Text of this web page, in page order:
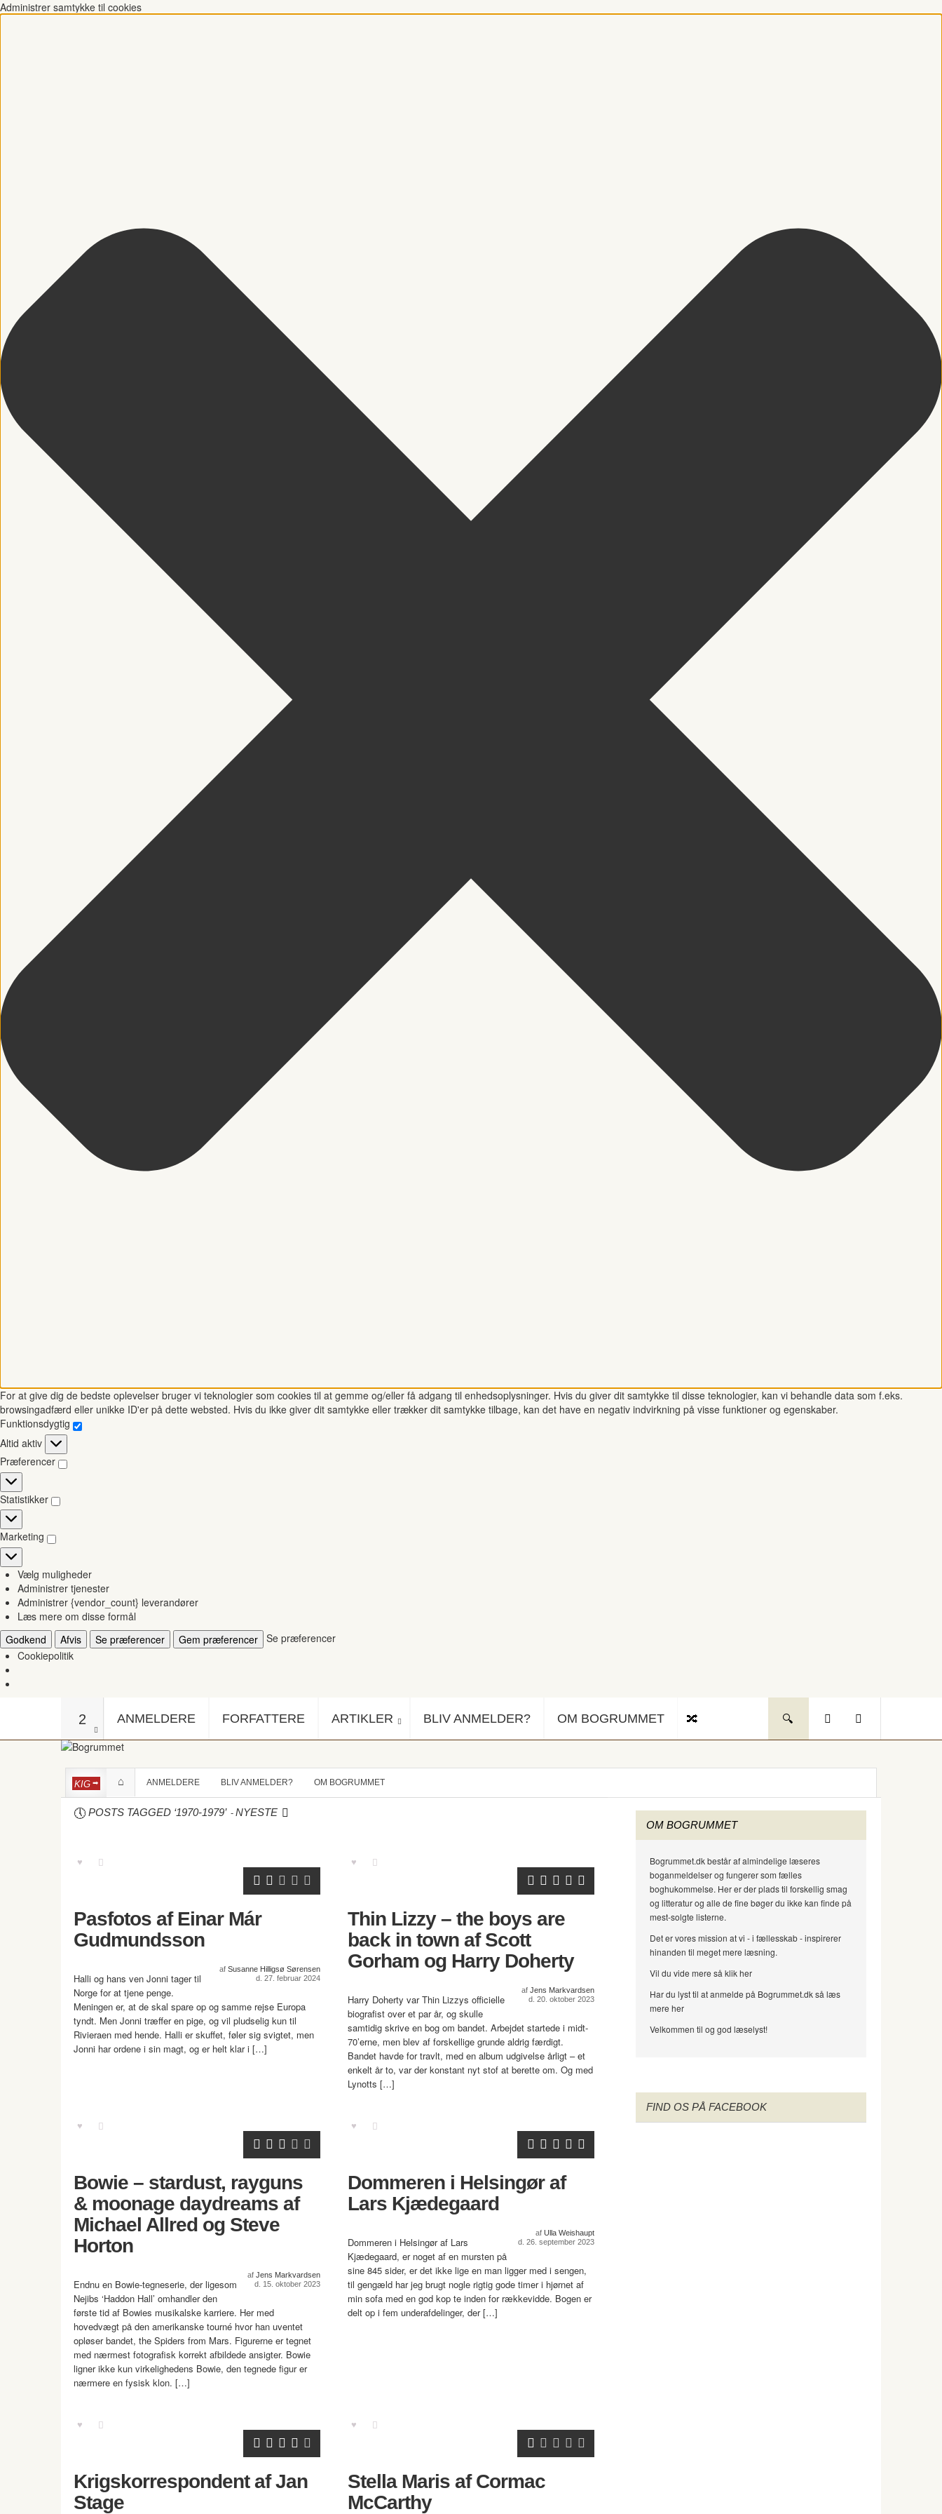
Administrer samtykke til cookies
For at give dig de bedste oplevelser bruger vi teknologier som cookies til at gemme og/eller få adgang til enhedsoplysninger. Hvis du giver dit samtykke til disse teknologier, kan vi behandle data som f.eks.
browsingadfærd eller unikke ID'er på dette websted. Hvis du ikke giver dit samtykke eller trækker dit samtykke tilbage, kan det have en negativ indvirkning på visse funktioner og egenskaber.
Funktionsdygtig
Funktionsdygtig
Altid aktiv
Præferencer
Præferencer
Statistikker
Statistikker
Marketing
Marketing
Vælg muligheder
Administrer tjenester
Administrer {vendor_count} leverandører
Læs mere om disse formål
Godkend
Afvis Se præferencer Gem præferencer Se præferencer
Cookiepolitik
2 ANMELDERE FORFATTERE ARTIKLER BLIV ANMELDER? OM BOGRUMMET
KIG ANMELDERE BLIV ANMELDER? OM BOGRUMMET
POSTS TAGGED ‘1970-1979’ -NYESTE
Pasfotos af Einar Már
Gudmundsson
af Susanne Hilligsø Sørensen
d. 27. februar 2024
Halli og hans ven Jonni tager til
Norge for at tjene penge.
Meningen er, at de skal spare op og samme rejse Europa
tyndt. Men Jonni træffer en pige, og vil pludselig kun til
Rivieraen med hende. Halli er skuffet, føler sig svigtet, men
Jonni har ordene i sin magt, og er helt klar i […]
Thin Lizzy – the boys are
back in town af Scott
Gorham og Harry Doherty
af Jens Markvardsen
d. 20. oktober 2023
Harry Doherty var Thin Lizzys officielle
biografist over et par år, og skulle
samtidig skrive en bog om bandet. Arbejdet startede i midt-
70’erne, men blev af forskellige grunde aldrig færdigt.
Bandet havde for travlt, med en album udgivelse årligt – et
enkelt år to, var der konstant nyt stof at berette om. Og med
Lynotts […]
Bowie – stardust, rayguns
& moonage daydreams af
Michael Allred og Steve
Horton
af Jens Markvardsen
d. 15. oktober 2023
Endnu en Bowie-tegneserie, der ligesom
Nejibs ‘Haddon Hall’ omhandler den
første tid af Bowies musikalske karriere. Her med
hovedvægt på den amerikanske tourné hvor han uventet
opløser bandet, the Spiders from Mars. Figurerne er tegnet
med nærmest fotografisk korrekt afbildede ansigter. Bowie
ligner ikke kun virkelighedens Bowie, den tegnede figur er
nærmere en fysisk klon. […]
Dommeren i Helsingør af
Lars Kjædegaard
af Ulla Weishaupt
d. 26. september 2023
Dommeren i Helsingør af Lars
Kjædegaard, er noget af en mursten på
sine 845 sider, er det ikke lige en man ligger med i sengen,
til gengæld har jeg brugt nogle rigtig gode timer i hjørnet af
min sofa med en god kop te inden for rækkevidde. Bogen er
delt op i fem underafdelinger, der […]
Krigskorrespondent af Jan
Stage
Stella Maris af Cormac
McCarthy
OM BOGRUMMET
Bogrummet.dk består af almindelige læseres
boganmeldelser og fungerer som fælles
boghukommelse. Her er der plads til forskellig smag
og litteratur og alle de fine bøger du ikke kan finde på
mest-solgte listerne.
Det er vores mission at vi - i fællesskab - inspirerer
hinanden til meget mere læsning.
Vil du vide mere så klik her
Har du lyst til at anmelde på Bogrummet.dk så læs
mere her
Velkommen til og god læselyst!
FIND OS PÅ FACEBOOK